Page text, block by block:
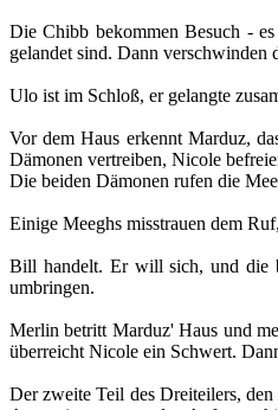
Die Chibb bekommen Besuch -
gelandet sind. Dann verschwinden
Ulo ist im Schloß, er gelangte
Vor dem Haus erkennt Marduz,
Dämonen vertreiben, Nicole
Die beiden Dämonen rufen die
Einige Meeghs misstrauen dem
Bill handelt. Er will sich, und die
umbringen.
Merlin betritt Marduz' Haus und
überreicht Nicole ein Schwert.
Der zweite Teil des Dreiteilers,